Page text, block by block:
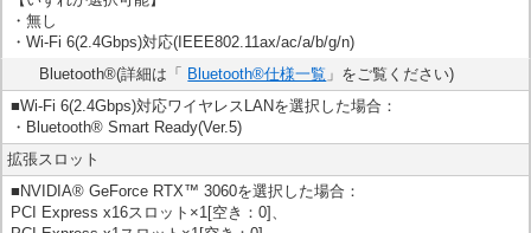
・無し
・Wi-Fi 6(2.4Gbps)対応(IEEE802.11ax/ac/a/b/g/n)
Bluetooth®(詳細は「
Bluetooth®仕様一覧 」をご覧ください)
■Wi-Fi 6(2.4Gbps)対応ワイヤレスLANを選択した場合：
・Bluetooth® Smart Ready(Ver.5)
拡張スロット
■NVIDIA® GeForce RTX™ 3060を選択した場合：
PCI Express x16スロット×1[空き：0]、